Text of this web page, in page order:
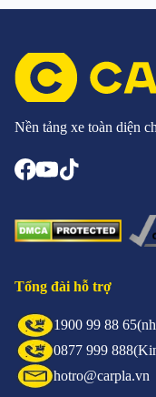
Nền tảng xe toàn diện
Tổng đài hỗ trợ
1900 99 88 65
0877 999 888
hotro@carpla.vn